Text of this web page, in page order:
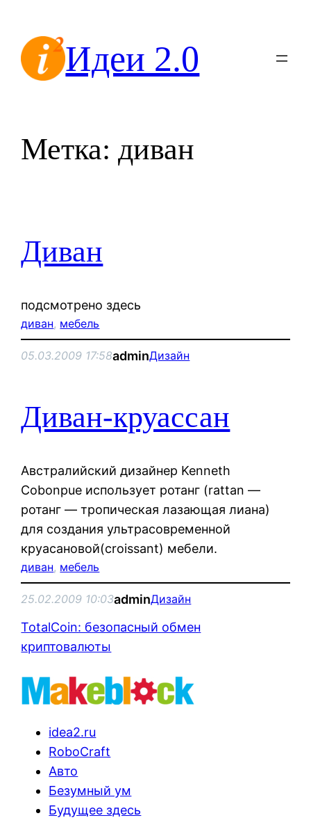
содержимомуИдеи 2.0
Метка:диван
Диван
подсмотрено здесь
диван, мебель
05.03.2009 17:58adminДизайн
Диван-круассан
Австралийский дизайнер Kenneth
Cobonpue использует ротанг (rattan —
ротанг — тропическая лазающая лиана)
для создания ультрасовременной
круасановой(croissant) мебели.
диван, мебель
25.02.2009 10:03adminДизайн
TotalCoin: безопасный обмен
криптовалюты
idea2.ru
RoboCraft
Авто
Безумный ум
Будущее здесь